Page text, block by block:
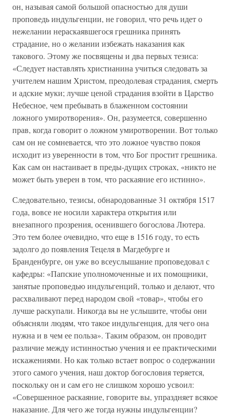
он, называя самой большой опасностью для души
проповедь индульгенции, не говорил, что речь идет о
нежелании нераскаявшегося грешника принять
страдание, но о желании избежать наказания как
такового. Этому же посвящены и два первых тезиса:
«Следует наставлять христианина учиться следовать за
учителем нашим Христом, преодолевая страдания, смерть
и адские муки; лучше ценой страдания взойти в Царство
Небесное, чем пребывать в блаженном состоянии
ложного умиротворения». Он, разумеется, совершенно
прав, когда говорит о ложном умиротворении. Вот только
сам он не сомневается, что это ложное чувство покоя
исходит из уверенности в том, что Бог простит грешника.
Как сам он настаивает в преды-дущих строках, «никто не
может быть уверен в том, что раскаяние его истинно».
Следовательно, тезисы, обнародованные 31 октября 1517
года, вовсе не носили характера открытия или
внезапного прозрения, осенившего богослова Лютера.
Это тем более очевидно, что еще в 1516 году, то есть
задолго до появления Тецеля в Магдебурге и
Бранденбурге, он уже во всеуслышание проповедовал с
кафедры: «Папские уполномоченные и их помощники,
занятые проповедью индульгенций, только и делают, что
расхваливают перед народом свой «товар», чтобы его
лучше раскупали. Никогда вы не услышите, чтобы они
объясняли людям, что такое индульгенция, для чего она
нужна и в чем ее польза». Таким образом, он проводит
различие между истинностью учения и ее практическими
искажениями. Но как только встает вопрос о содержании
этого самого учения, наш доктор богословия теряется,
поскольку он и сам его не слишком хорошо усвоил:
«Совершенное раскаяние, говорите вы, упраздняет всякое
наказание. Для чего же тогда нужны индульгенции?